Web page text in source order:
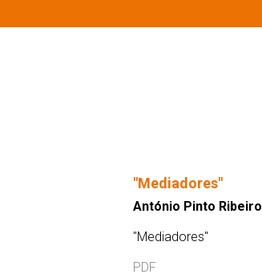
"Mediadores"
António Pinto Ribeiro
"Mediadores"
PDF